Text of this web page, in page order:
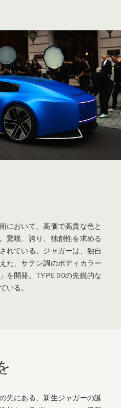
において、高価で高貴な色と
驚嘆、誇り、独創性を求める
れている。ジャガーは、独自
た、サテン調のボディカラー
を開発。TYPE 00の先鋭的な
いる。
先にある、新生ジャガーの誕